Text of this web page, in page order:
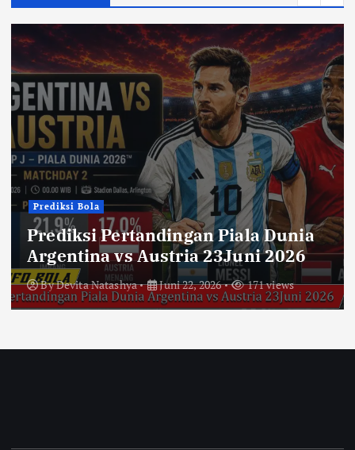
Prediksi Bola
Prediksi Pertandingan Piala Dunia
Argentina vs Austria 23Juni 2026
ByDevita Natashya Juni 22, 2026 171 views